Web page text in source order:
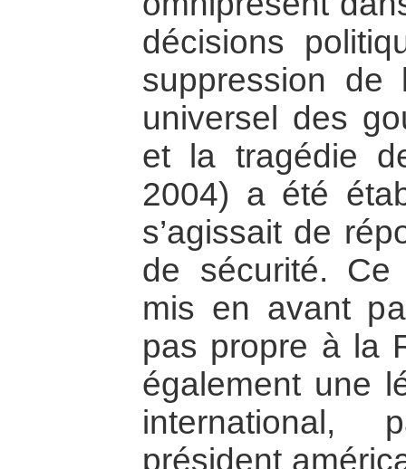
décisions
suppression de
universel des
et la tragédie
2004) a été
s’agissait de
de sécurité. Ce
mis en avant
pas propre à la
également une
international,
président